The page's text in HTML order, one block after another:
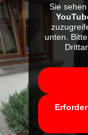
Sie
unten.